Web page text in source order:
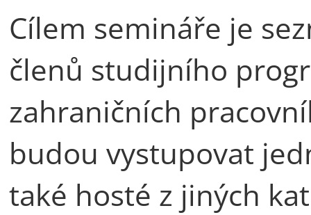
Cílem semináře je
členů studijního
zahraničních
budou vystupovat
také hosté z jiných